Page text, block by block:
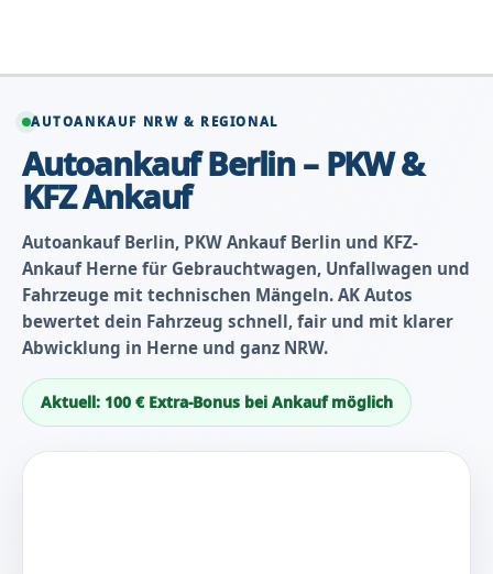
springen
AUTOANKAUF NRW & REGIONAL
Autoankauf Berlin – PKW &
KFZ Ankauf
Autoankauf Berlin, PKW Ankauf Berlin und KFZ-
Ankauf Herne für Gebrauchtwagen, Unfallwagen und
Fahrzeuge mit technischen Mängeln. AK Autos
bewertet dein Fahrzeug schnell, fair und mit klarer
Abwicklung in Herne und ganz NRW.
Aktuell: 100 € Extra-Bonus bei Ankauf möglich